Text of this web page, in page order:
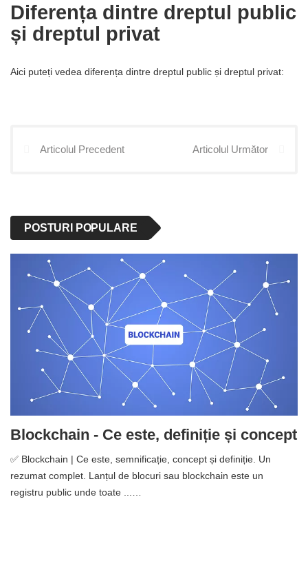
Diferența dintre dreptul public
și dreptul privat
Aici puteți vedea diferența dintre dreptul public și dreptul privat:
Articolul Precedent Articolul Următor
POSTURI POPULARE
Blockchain - Ce este, definiție și concept
✅ Blockchain | Ce este, semnificație, concept și definiție. Un
rezumat complet. Lanțul de blocuri sau blockchain este un
registru public unde toate ...…